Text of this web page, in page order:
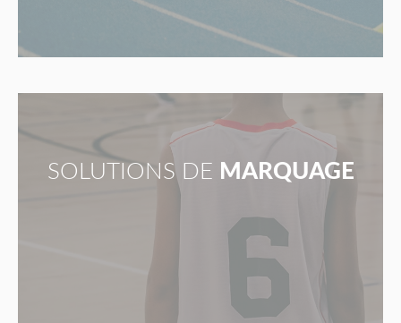
SOLUTIONS DE MARQUAGE